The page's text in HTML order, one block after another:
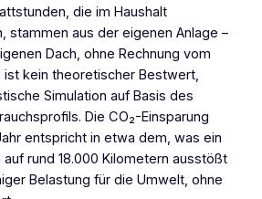
die im Haushalt
stammen aus der eigenen Anlage –
Dach, ohne Rechnung vom
kein theoretischer Bestwert,
Simulation auf Basis des
Die CO₂-Einsparung
entspricht in etwa dem, was ein
rund 18.000 Kilometern ausstößt
Belastung für die Umwelt, ohne